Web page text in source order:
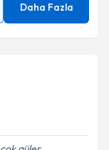
Daha Fazla